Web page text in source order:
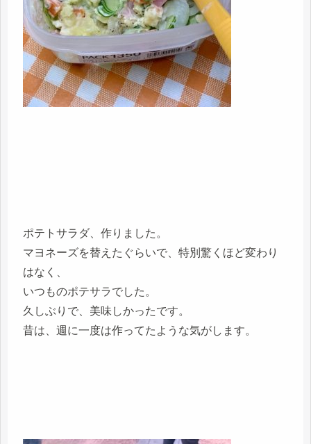
ポテトサラダ、作りました。
マヨネーズを替えたぐらいで、特別驚くほど変わり
はなく、
いつものポテサラでした。
久しぶりで、美味しかったです。
昔は、週に一度は作ってたような気がします。